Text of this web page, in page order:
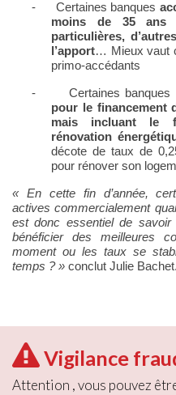
- Certaines banques
moins de 35 ans
particulières,
l’apport… Mieux vaut
primo-accédants
- Certaines banques
pour le financement
mais incluant le
rénovation
décote de taux de
pour rénover son
«
En cette fin d’année,
actives commercialement
est donc essentiel de
bénéficier des meilleures
moment ou les taux se
temps ? » conclut Julie Bachet.
Vigilance
Attention , vous pouvez